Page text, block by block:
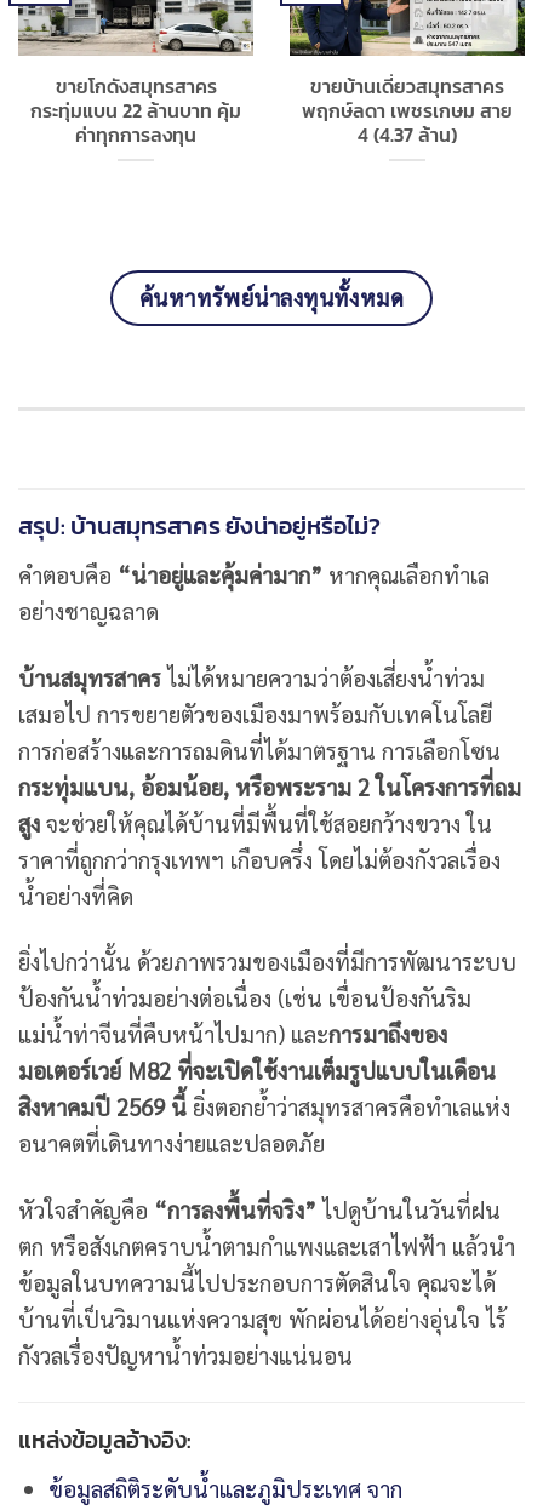
ขายโกดังสมุทรสาคร
กระทุ่มแบน 22 ล้านบาท คุ้ม
ค่าทุกการลงทุน
ขายบ้านเดี่ยวสมุทรสาคร
พฤกษ์ลดา เพชรเกษม สาย
4 (4.37 ล้าน)
ค้นหาทรัพย์น่าลงทุนทั้งหมด
สรุป: บ้านสมุทรสาคร ยังน่าอยู่หรือไม่?
คำตอบคือ “น่าอยู่และคุ้มค่ามาก” หากคุณเลือกทำเล
อย่างชาญฉลาด
บ้านสมุทรสาครไม่ได้หมายความว่าต้องเสี่ยงน้ำท่วม
เสมอไป การขยายตัวของเมืองมาพร้อมกับเทคโนโลยี
การก่อสร้างและการถมดินที่ได้มาตรฐาน การเลือกโซน
กระทุ่มแบน, อ้อมน้อย, หรือพระราม 2 ในโครงการที่ถม
สูง จะช่วยให้คุณได้บ้านที่มีพื้นที่ใช้สอยกว้างขวาง ใน
ราคาที่ถูกกว่ากรุงเทพฯ เกือบครึ่ง โดยไม่ต้องกังวลเรื่อง
น้ำอย่างที่คิด
ยิ่งไปกว่านั้น ด้วยภาพรวมของเมืองที่มีการพัฒนาระบบ
ป้องกันน้ำท่วมอย่างต่อเนื่อง (เช่น เขื่อนป้องกันริม
แม่น้ำท่าจีนที่คืบหน้าไปมาก) และการมาถึงของ
มอเตอร์เวย์ M82 ที่จะเปิดใช้งานเต็มรูปแบบในเดือน
สิงหาคมปี 2569 นี้ ยิ่งตอกย้ำว่าสมุทรสาครคือทำเลแห่ง
อนาคตที่เดินทางง่ายและปลอดภัย
หัวใจสำคัญคือ “การลงพื้นที่จริง” ไปดูบ้านในวันที่ฝน
ตก หรือสังเกตคราบน้ำตามกำแพงและเสาไฟฟ้า แล้วนำ
ข้อมูลในบทความนี้ไปประกอบการตัดสินใจ คุณจะได้
บ้านที่เป็นวิมานแห่งความสุข พักผ่อนได้อย่างอุ่นใจ ไร้
กังวลเรื่องปัญหาน้ำท่วมอย่างแน่นอน
แหล่งข้อมูลอ้างอิง:
ข้อมูลสถิติระดับน้ำและภูมิประเทศ จาก